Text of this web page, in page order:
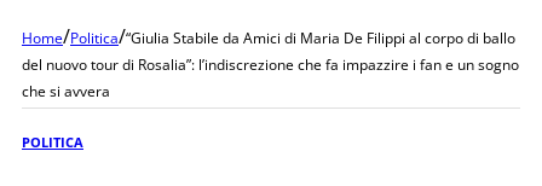
Home/Politica/“Giulia Stabile da Amici di Maria De Filippi al corpo di ballo
del nuovo tour di Rosalia”: l’indiscrezione che fa impazzire i fan e un sogno
che si avvera
POLITICA